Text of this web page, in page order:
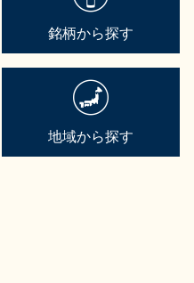
銘柄から探す
地域から探す